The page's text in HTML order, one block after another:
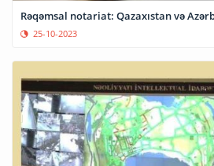
Rəqəmsal notariat: Qazaxıstan və
25-10-2023